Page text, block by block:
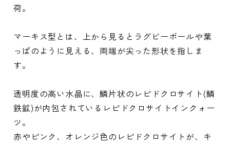
荷。
マーキス型とは、上から見るとラグビーボールや葉
っぱのように見える、両端が尖った形状を指しま
す。
透明度の高い水晶に、鱗片状のレピドクロサイト(鱗
鉄鉱)が内包されているレピドクロサイトインクォー
ツ。
赤やピンク、オレンジ色のレピドクロサイトが、キ